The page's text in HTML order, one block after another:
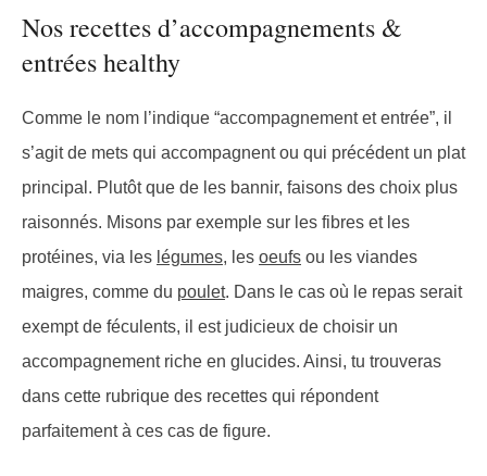
des
publications
Nos recettes d’accompagnements &
entrées healthy
Comme le nom l’indique “accompagnement et entrée”, il
s’agit de mets qui accompagnent ou qui précédent un plat
principal. Plutôt que de les bannir, faisons des choix plus
raisonnés. Misons par exemple sur les fibres et les
protéines, via les légumes, les oeufs ou les viandes
maigres, comme du poulet. Dans le cas où le repas serait
exempt de féculents, il est judicieux de choisir un
accompagnement riche en glucides. Ainsi, tu trouveras
dans cette rubrique des recettes qui répondent
parfaitement à ces cas de figure.